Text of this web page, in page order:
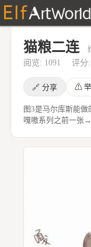
猫粮二连
阅览: 1091
评分
🔗 分享 ⚠
图3是马尔库斯能做
嘎嗷系列之前一张→